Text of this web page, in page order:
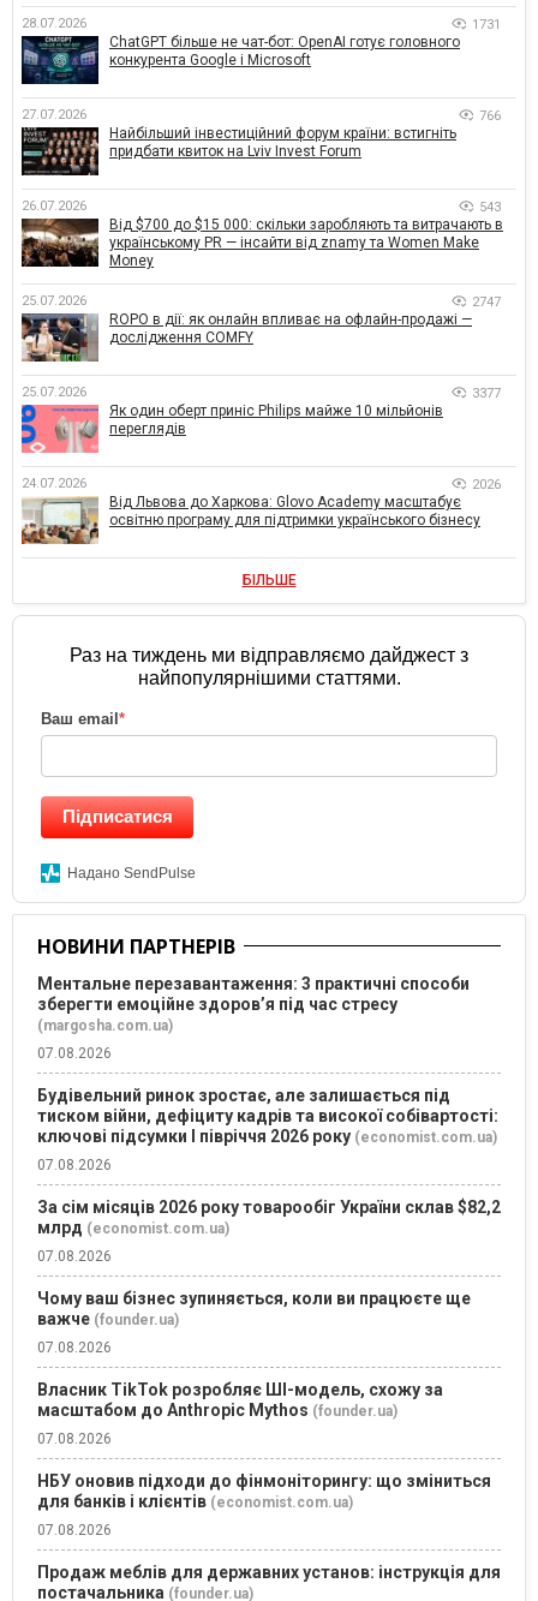
28.07.2026 1731
ChatGPT більше не чат-бот: OpenAI готує головного
конкурента Google і Microsoft
27.07.2026 766
Найбільший інвестиційний форум країни: встигніть
придбати квиток на Lviv Invest Forum
26.07.2026 543
Від $700 до $15 000: скільки заробляють та витрачають в
українському PR — інсайти від znamy та Women Make
Money
25.07.2026 2747
ROPO в дії: як онлайн впливає на офлайн-продажі —
дослідження COMFY
25.07.2026 3377
Як один оберт приніс Philips майже 10 мільйонів
переглядів
24.07.2026 2026
Від Львова до Харкова: Glovo Academy масштабує
освітню програму для підтримки українського бізнесу
БІЛЬШЕ
Раз на тиждень ми відправляємо дайджест з
найпопулярнішими статтями.
Ваш email *
Підписатися
Надано SendPulse
НОВИНИ ПАРТНЕРІВ
Ментальне перезавантаження: 3 практичні способи
зберегти емоційне здоров’я під час стресу
(margosha.com.ua)
07.08.2026
Будівельний ринок зростає, але залишається під
тиском війни, дефіциту кадрів та високої собівартості:
ключові підсумки І півріччя 2026 року (economist.com.ua)
07.08.2026
За сім місяців 2026 року товарообіг України склав $82,2
млрд (economist.com.ua)
07.08.2026
Чому ваш бізнес зупиняється, коли ви працюєте ще
важче (founder.ua)
07.08.2026
Власник TikTok розробляє ШІ-модель, схожу за
масштабом до Anthropic Mythos (founder.ua)
07.08.2026
НБУ оновив підходи до фінмоніторингу: що зміниться
для банків і клієнтів (economist.com.ua)
07.08.2026
Продаж меблів для державних установ: інструкція для
постачальника (founder.ua)